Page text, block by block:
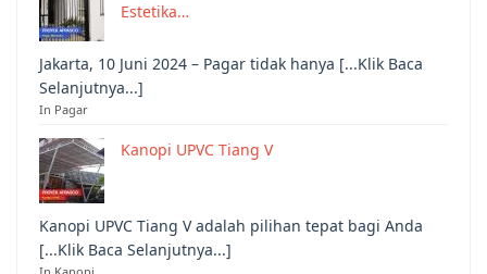
Estetika…
Jakarta, 10 Juni 2024 – Pagar tidak hanya [...Klik Baca
Selanjutnya...]
In Pagar
Kanopi UPVC Tiang V
Kanopi UPVC Tiang V adalah pilihan tepat bagi Anda
[...Klik Baca Selanjutnya...]